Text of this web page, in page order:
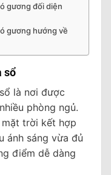
gương đối diện
gương hướng về
sổ
là nơi được
phòng ngủ.
mặt trời kết hợp
ánh sáng vừa đủ
điểm dễ dàng